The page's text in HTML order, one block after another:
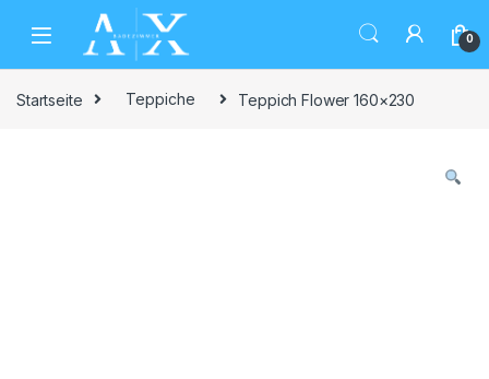
Skip to navigation
Skip to content
0
Startseite Teppiche Teppich Flower 160×230